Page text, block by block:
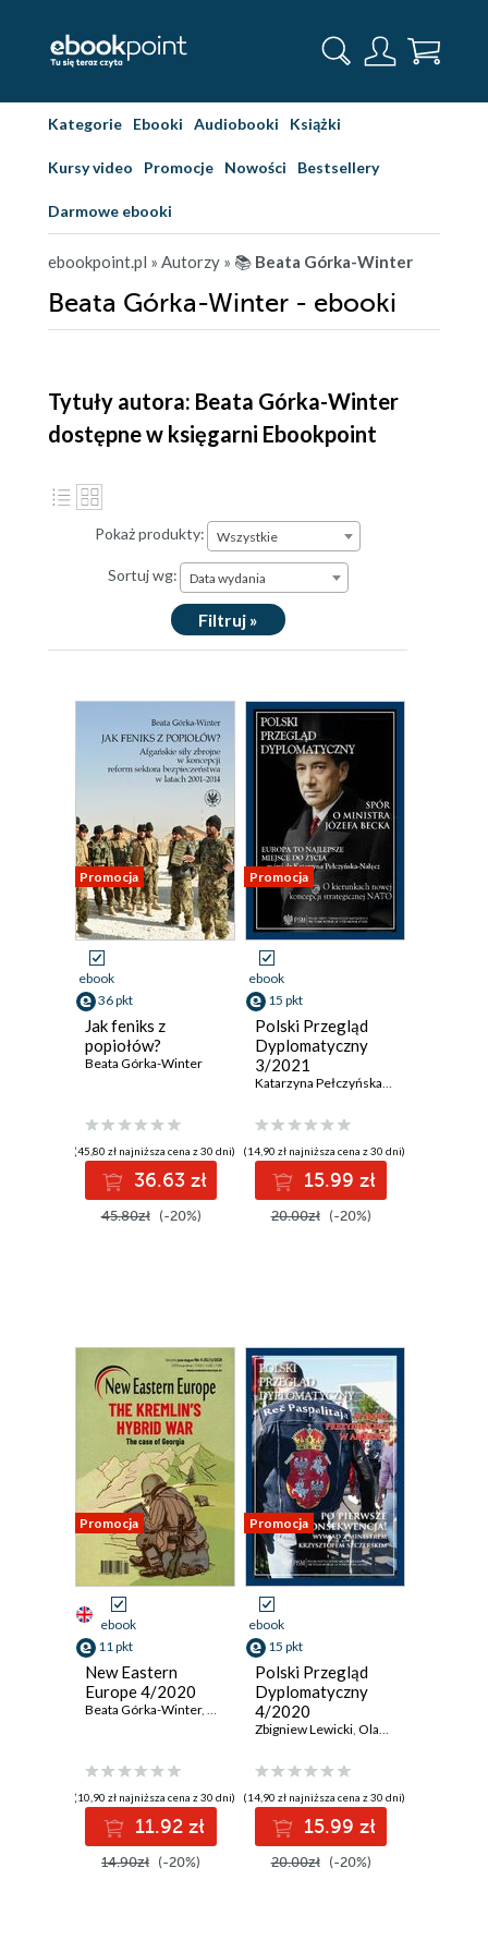
Kategorie Ebooki Audiobooki Książki
Kursy video Promocje Nowości Bestsellery
Darmowe ebooki
ebookpoint.pl » Autorzy » 📚 Beata Górka-Winter
Beata Górka-Winter - ebooki
Tytuły autora: Beata Górka-Winter
dostępne w księgarni Ebookpoint
Pokaż produkty: Wszystkie
Sortuj wg: Data wydania
Filtruj »
Promocja
ebook
36 pkt
Jak feniks z
popiołów?
Beata Górka-Winter
(45,80 zł najniższa cena z 30 dni)
36.63 zł
45.80zł (-20%)
Promocja
ebook
15 pkt
Polski Przegląd
Dyplomatyczny
3/2021
Katarzyna Pełczyńska - Nałęcz
(14,90 zł najniższa cena z 30 dni)
15.99 zł
20.00zł (-20%)
Promocja
ebook
11 pkt
New Eastern
Europe 4/2020
Beata Górka-Winter, Karina Shyrokykh,
(10,90 zł najniższa cena z 30 dni)
11.92 zł
14.90zł (-20%)
Promocja
ebook
15 pkt
Polski Przegląd
Dyplomatyczny
4/2020
Zbigniew Lewicki, Olaf Osica
(14,90 zł najniższa cena z 30 dni)
15.99 zł
20.00zł (-20%)